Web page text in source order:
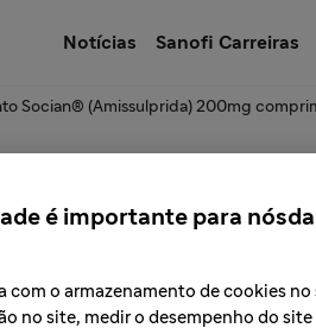
Notícias Sanofi Carreiras
Socian® (Amissulprida) 200mg
é importante para
o armazenamento de cookies no
no site, medir o desempenho do site